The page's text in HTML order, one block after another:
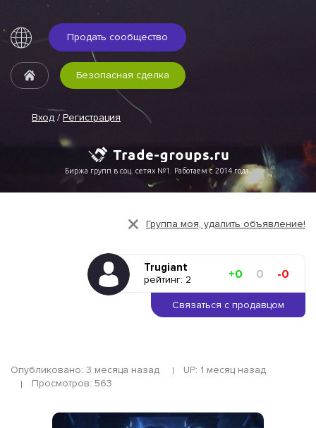
Продать сообщество
Вход / Регистрация
Безопасная сделка
Биржа групп в соц. сетях №1. Работаем с 2014 года.
Группа моя, удалить объявление!
Trugiant
рейтинг: 2 +0 0 -0
Связаться с продавцом
Опубликовано: 3 месяца назад
UP: 1 месяц назад
Просмотров: 563